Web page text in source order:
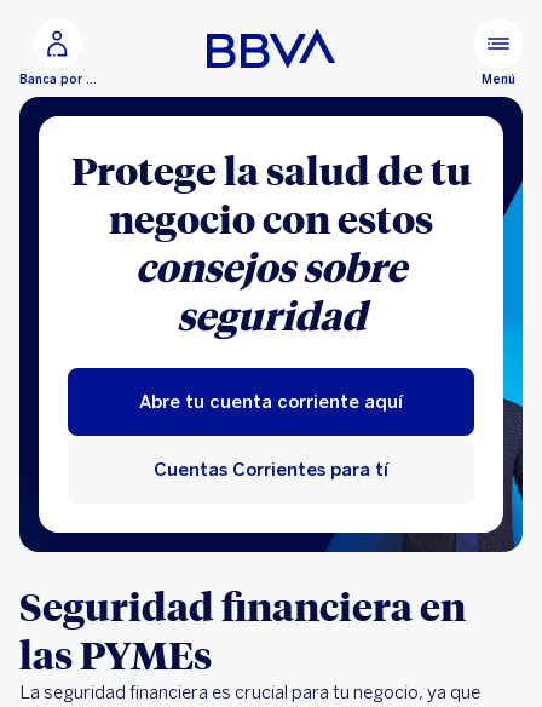
Banca por Internet Menú
Protege la salud de tu
negocio con estos
consejos sobre
seguridad
Abre tu cuenta corriente aquí
Cuentas Corrientes para tí
Seguridad financiera en
las PYMEs
La seguridad financiera es crucial para tu negocio, ya que